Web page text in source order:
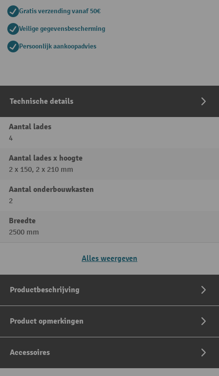
Gratis verzending vanaf 50€
Veilige gegevensbescherming
Persoonlijk aankoopadvies
Technische details
Aantal lades
4
Aantal lades x hoogte
2 x 150, 2 x 210 mm
Aantal onderbouwkasten
2
Breedte
2500 mm
Alles weergeven
Productbeschrijving
Product opmerkingen
Accessoires